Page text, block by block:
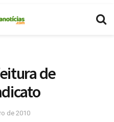
de
de 2010